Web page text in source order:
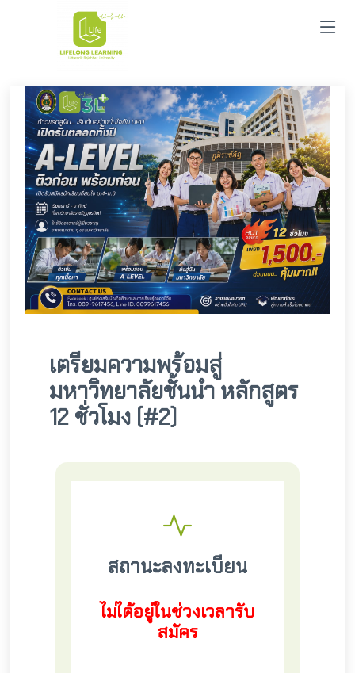
เตรียมความพร้อมสู่
มหาวิทยาลัยชั้นนำ หลักสูตร
12 ชั่วโมง (#2)
สถานะลงทะเบียน
ไม่ได้อยู่ในช่วงเวลารับ
สมัคร